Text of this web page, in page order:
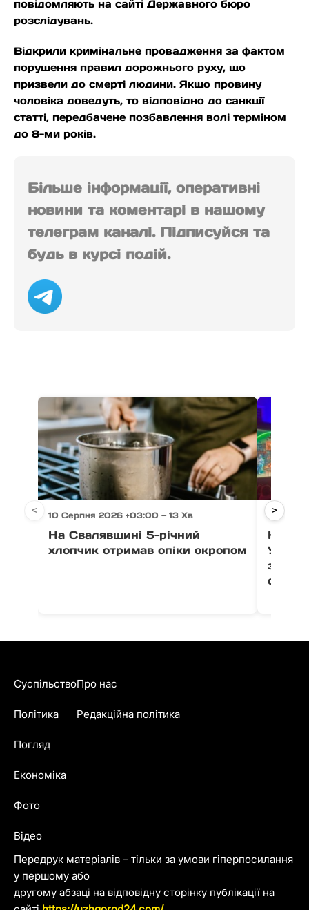
повідомляють на сайті Державного бюро
розслідувань.
Відкрили кримінальне провадження за фактом
порушення правил дорожнього руху, що
призвели до смерті людини. Якщо провину
чоловіка доведуть, то відповідно до санкції
статті, передбачене позбавлення волі терміном
до 8-ми років.
Більше інформації, оперативні
новини та коментарі в нашому
телеграм каналі. Підписуйся та
будь в курсі подій.
10 Серпня 2026 +03:00 — 13 Хв
На Свалявщині 5-річний
хлопчик отримав опіки окропом
10
Кіно
< >
Передрук матеріалів – тільки за умови гіперпосилання
у першому або
другому абзаці на відповідну сторінку публікації на
Суспільство
Політика
Погляд
Економіка
Фото
Відео
Про нас
Редакційна політика